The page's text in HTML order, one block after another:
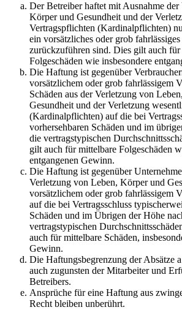
Der Betreiber haftet mit Ausnahme
Körper und Gesundheit und der
Vertragspflichten (Kardinalpflichten)
ein vorsätzliches oder grob
zurückzuführen sind. Dies gilt auch für
Folgeschäden wie insbesondere
Die Haftung ist gegenüber
vorsätzlichem oder grob fahrlässigem
Schäden aus der Verletzung von
Gesundheit und der Verletzung
(Kardinalpflichten) auf die bei
vorhersehbaren Schäden und im
die vertragstypischen
gilt auch für mittelbare Folgeschäden
entgangenen Gewinn.
Die Haftung ist gegenüber
Verletzung von Leben, Körper und
vorsätzlichem oder grob fahrlässigem
auf die bei Vertragsschluss
Schäden und im Übrigen der Höhe
vertragstypischen
auch für mittelbare Schäden,
Gewinn.
Die Haftungsbegrenzung der Absätze
auch zugunsten der Mitarbeiter und
Betreibers.
Ansprüche für eine Haftung aus
Recht bleiben unberührt.